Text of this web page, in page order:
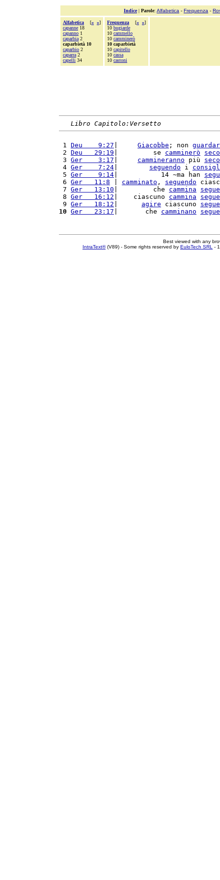
Indice| Parole: Alfabetica - Frequenza -
Alfabetica [« »]
capanne 18
capanno 1
caparbia 2
caparbietà 10
caparbio 2
caparra 2
capelli 34
Frequenza [« »]
10 bugiarde
10 cammello
10 camminerò
10 caparbietà
10 capitello
10 cassa
10 castoni
Libro Capitolo:Versetto
1 Deu    9:27 Giacobbe ; non
2 Deu   29:19 |         se camminerò
3 Ger    3:17 cammineranno più
4 Ger    7:24 seguendo i
5 Ger    9:14 |           14 ~ma han
6 Ger   11:8 camminato , seguendo
7 Ger   13:10 |         che cammina
8 Ger   16:12 |    ciascuno cammina
9 Ger   18:12 agire ciascuno
10 Ger   23:17 |       che camminano
Best viewed with any
IntraText®(V89) - Some rights reserved by EuloTech SRL -